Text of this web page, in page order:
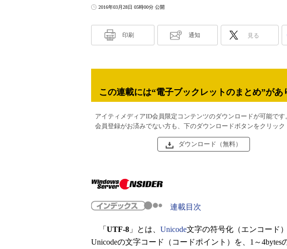
2016年03月28日 05時00分 公開
印刷 通知 見る
この連載には“電子ブックレットのまとめ”があ
アイティメディアID会員限定コンテンツのダウンロードが可能です
会員登録がお済みでない方も、下のダウンロードボタンをクリック
ダウンロード（無料）
連載目次
「 UTF-8 」とは、 Unicode文字の符号化（エンコード）
Unicodeの文字コード（コードポイント）を、1～4bytes